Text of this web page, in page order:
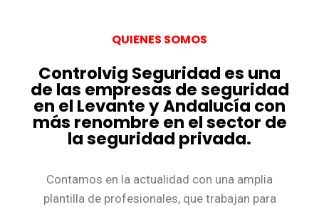
QUIENES SOMOS
Controlvig Seguridad es una
de las empresas de seguridad
en el Levante y Andalucía con
más renombre en el sector de
la seguridad privada.
Contamos en la actualidad con una amplia
plantilla de profesionales, que trabajan para